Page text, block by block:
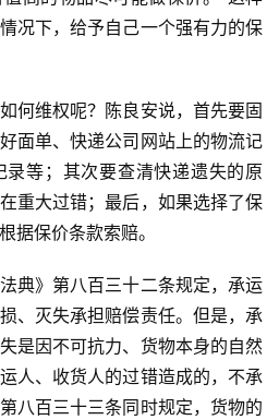
况下，给予自己一个强有力的保
何维权呢？陈良安说，首先要固
面单、快递公司网站上的物流记
等；其次要查清快递遗失的原
重大过错；最后，如果选择了保
据保价条款索赔。
典》第八百三十二条规定，承运
、灭失承担赔偿责任。但是，承
是因不可抗力、货物本身的自然
人、收货人的过错造成的，不承
八百三十三条同时规定，货物的